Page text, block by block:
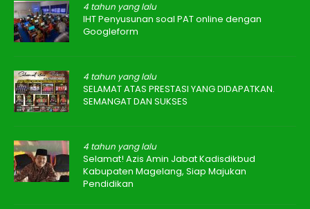
4 tahun yang lalu
IHT Penyusunan soal PAT online dengan
Googleform
4 tahun yang lalu
SELAMAT ATAS PRESTASI YANG DIDAPATKAN.
SEMANGAT DAN SUKSES
4 tahun yang lalu
Selamat! Azis Amin Jabat Kadisdikbud
Kabupaten Magelang, Siap Majukan
Pendidikan